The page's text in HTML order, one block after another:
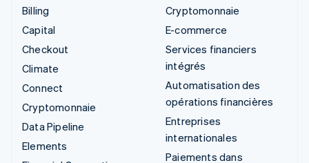
Billing
Capital
Checkout
Climate
Connect
Cryptomonnaie
Data Pipeline
Elements
Cryptomonnaie
E-commerce
Services financiers
intégrés
Automatisation des
opérations financières
Entreprises
internationales
Paiements dans